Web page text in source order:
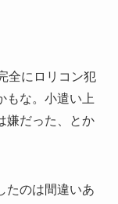
全にロリコン犯
もな。小遣い上
嫌だった、とか
たのは間違いあ